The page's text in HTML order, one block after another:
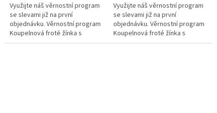
Využijte náš věrnostní program
se slevami již na první
objednávku. Věrnostní program
Koupelnová froté žínka s
poutkem v jednobarevném
Využijte náš věrnostní program
se slevami již na první
objednávku. Věrnostní program
Koupelnová froté žínka s
poutkem v jednobarevném